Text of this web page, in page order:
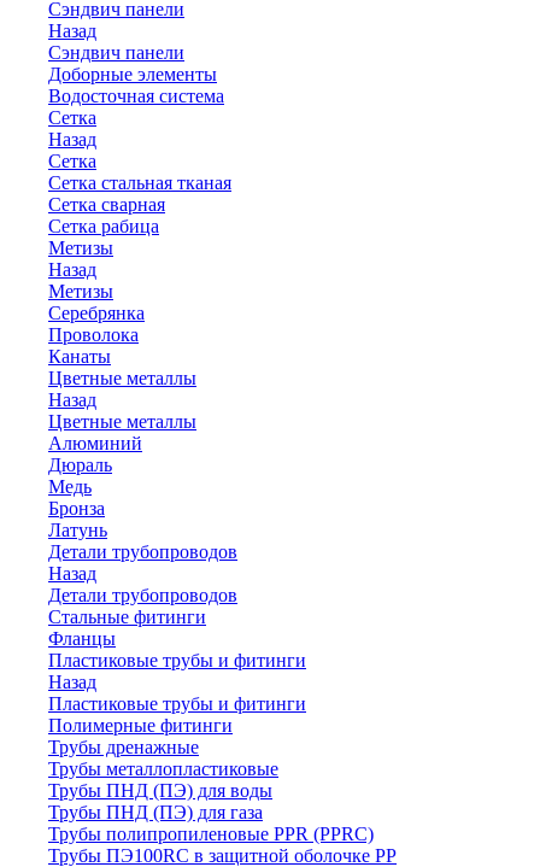
Сэндвич панели
Назад
Сэндвич панели
Доборные элементы
Водосточная система
Сетка
Назад
Сетка
Сетка стальная тканая
Сетка сварная
Сетка рабица
Метизы
Назад
Метизы
Серебрянка
Проволока
Канаты
Цветные металлы
Назад
Цветные металлы
Алюминий
Дюраль
Медь
Бронза
Латунь
Детали трубопроводов
Назад
Детали трубопроводов
Стальные фитинги
Фланцы
Пластиковые трубы и фитинги
Назад
Пластиковые трубы и фитинги
Полимерные фитинги
Трубы дренажные
Трубы металлопластиковые
Трубы ПНД (ПЭ) для воды
Трубы ПНД (ПЭ) для газа
Трубы полипропиленовые PPR (PPRC)
Трубы ПЭ100RC в защитной оболочке PP